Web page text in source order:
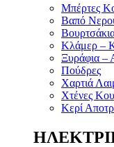
Μπέρτες
Βαπό
Κλάμερ –
Ξυράφια –
Πούδρες
Χαρτιά
Χτένες
Κερί